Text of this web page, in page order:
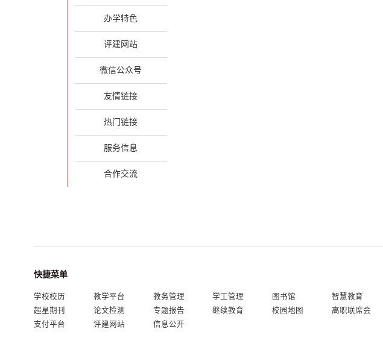
办学特色
评建网站
微信公众号
友情链接
热门链接
服务信息
合作交流
快捷菜单
学校校历 教学平台 教务管理 学工管理 图书馆 智慧教育
超星期刊
论文检测 专题报告 继续教育 校园地图 高职联席会
支付平台
评建网站 信息公开